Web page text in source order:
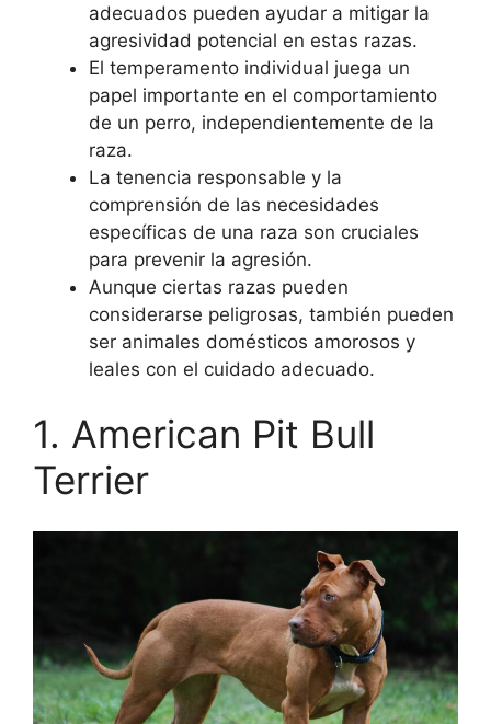
adecuados pueden ayudar a mitigar la
agresividad potencial en estas razas.
El temperamento individual juega un
papel importante en el comportamiento
de un perro, independientemente de la
raza.
La tenencia responsable y la
comprensión de las necesidades
específicas de una raza son cruciales
para prevenir la agresión.
Aunque ciertas razas pueden
considerarse peligrosas, también pueden
ser animales domésticos amorosos y
leales con el cuidado adecuado.
1. American Pit Bull
Terrier